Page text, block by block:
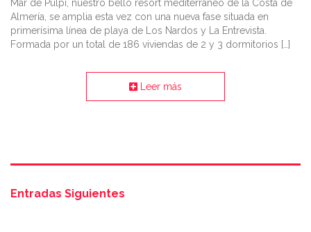
Mar de Pulpí, nuestro bello resort mediterráneo de la Costa de
Almería, se amplia esta vez con una nueva fase situada en
primerísima línea de playa de Los Nardos y La Entrevista.
Formada por un total de 186 viviendas de 2 y 3 dormitorios […]
Leer más
Entradas Siguientes